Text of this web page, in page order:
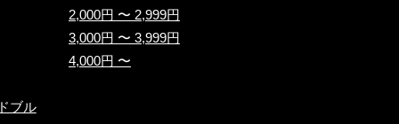
ブル
2,000円 〜 2,999円
3,000円 〜 3,999円
4,000円 〜